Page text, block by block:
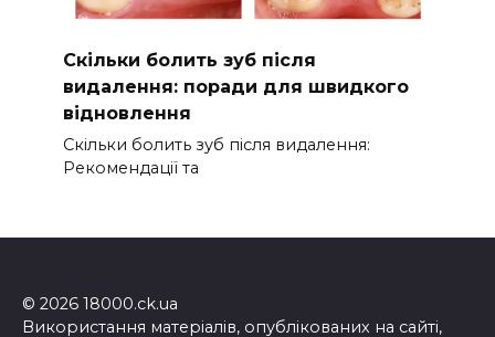
Скільки болить зуб після
видалення: поради для швидкого
відновлення
Скільки болить зуб після видалення:
Рекомендації та
© 2026 18000.ck.ua
Використання матеріалів, опублікованих на сайті,